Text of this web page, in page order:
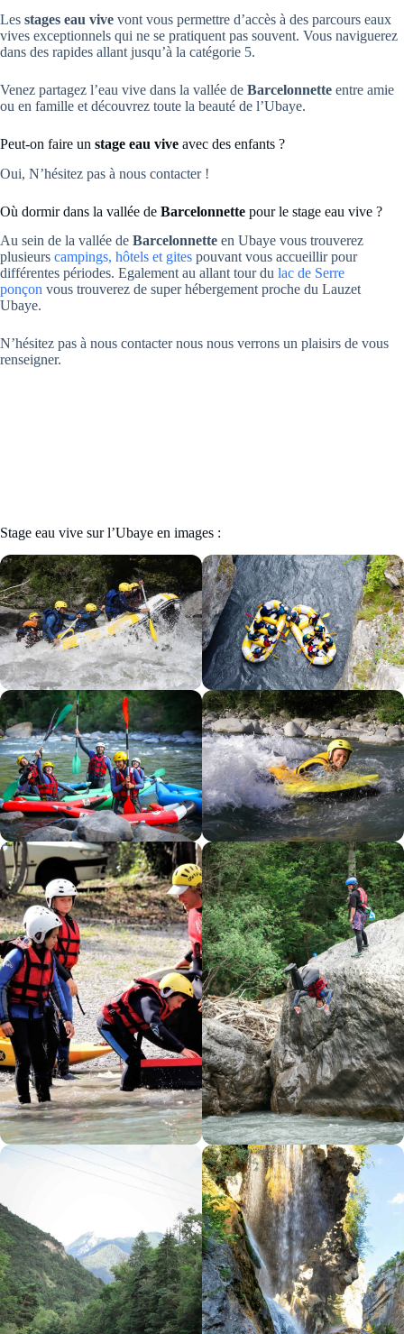
Les stages eau vive vont vous permettre d’accès à des parcours eaux
vives exceptionnels qui ne se pratiquent pas souvent. Vous naviguerez
dans des rapides allant jusqu’à la catégorie 5.
Venez partagez l’eau vive dans la vallée de Barcelonnette entre amie
ou en famille et découvrez toute la beauté de l’Ubaye.
Peut-on faire un stage eau vive avec des enfants ?
Oui, N’hésitez pas à nous contacter !
Où dormir dans la vallée de Barcelonnette pour le stage eau vive ?
Au sein de la vallée de Barcelonnette en Ubaye vous trouverez
plusieurs campings, hôtels et gites pouvant vous accueillir pour
différentes périodes. Egalement au allant tour du lac de Serre
ponçon vous trouverez de super hébergement proche du Lauzet
Ubaye.
N’hésitez pas à nous contacter nous nous verrons un plaisirs de vous
renseigner.
Stage eau vive sur l’Ubaye en images :